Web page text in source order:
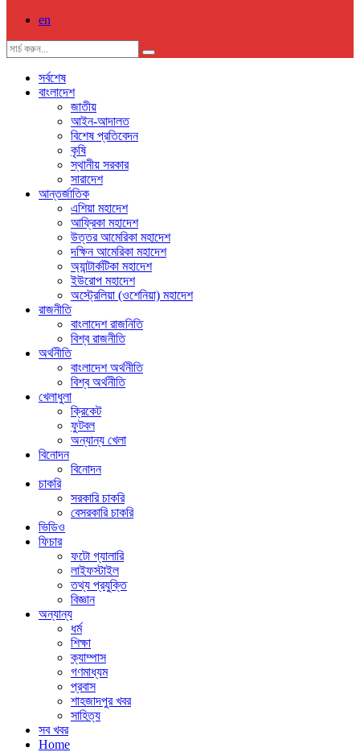
en
সর্বশেষ
বাংলাদেশ
জাতীয়
আইন-আদালত
বিশেষ প্রতিবেদন
কৃষি
স্থানীয় সরকার
সারাদেশ
আন্তর্জাতিক
এশিয়া মহাদেশ
আফ্রিকা মহাদেশ
উত্তর আমেরিকা মহাদেশ
দক্ষিন আমেরিকা মহাদেশ
অ্যান্টার্কটিকা মহাদেশ
ইউরোপ মহাদেশ
অস্ট্রেলিয়া (ওশেনিয়া) মহাদেশ
রাজনীতি
বাংলাদেশ রাজনিতি
বিশ্ব রাজনীতি
অর্থনীতি
বাংলাদেশ অর্থনীতি
বিশ্ব অর্থনীতি
খেলাধুলা
ক্রিকেট
ফুটবল
অন্যান্য খেলা
বিনোদন
বিনোদন
চাকরি
সরকারি চাকরি
বেসরকারি চাকরি
ভিডিও
ফিচার
ফটো গ্যালারি
লাইফস্টাইল
তথ্য প্রযুক্তি
বিজ্ঞান
অন্যান্য
ধর্ম
শিক্ষা
ক্যাম্পাস
গণমাধ্যম
প্রবাস
শাহজাদপুর খবর
সাহিত্য
সব খবর
Home